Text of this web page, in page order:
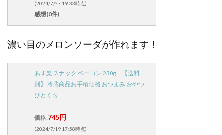
(2024/7/27 19:33時点)
感想(0件)
濃い目のメロンソーダが作れます！
あす楽 スナック ベーコン 230g 【送料
別】 冷蔵商品お手頃価格 おつまみ おやつ
ひとくち
価格:745円
(2024/7/19 17:58時点)